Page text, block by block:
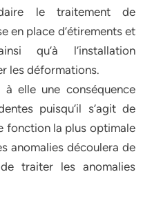
le traitement de
en place d’étirements et
qu’à l’installation
les déformations.
à elle une conséquence
puisqu’il s’agit de
fonction la plus optimale
anomalies découlera de
traiter les anomalies